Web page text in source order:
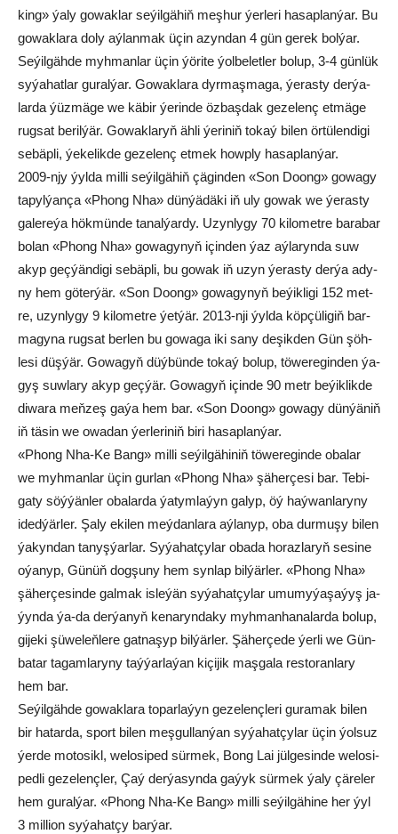
king» ýa­ly go­wak­lar se­ýil­gä­hiň meş­hur ýer­le­ri ha­sap­lan­ýar. Bu
go­wak­la­ra do­ly aý­lan­mak üçin azyn­dan 4 gün ge­rek bol­ýar.
Se­ýil­gäh­de myh­man­lar üçin ýö­ri­te ýol­be­let­ler bo­lup, 3-4 gün­lük
syýahatlar gu­ral­ýar. Go­wak­la­ra dyr­maş­ma­ga, ýe­ras­ty der­ýa­
lar­da ýüz­mä­ge we kä­bir ýe­rin­de öz­baş­dak ge­ze­lenç et­mä­ge
rug­sat be­ril­ýär. Go­wak­la­ryň äh­li ýe­riniň to­kaý bi­len ör­tü­len­di­gi
se­bäp­li, ýe­kelikde ge­ze­lenç et­mek howp­ly ha­sap­lan­ýar.
2009-njy ýyl­da mil­li se­ýil­gä­hiň çä­gin­den «Son Doong» go­wa­gy
ta­pyl­ýan­ça «Phong Nha» dün­ýä­dä­ki iň uly go­wak we ýe­ras­ty
ga­le­re­ýa hök­mün­de ta­nal­ýar­dy. Uzyn­ly­gy 70 ki­lo­met­re ba­ra­bar
bolan «Phong Nha» go­wa­gy­nyň için­den ýaz aý­la­ryn­da suw
akyp geç­ýän­di­gi se­bäp­li, bu go­wak iň uzyn ýe­ras­ty der­ýa ady­
ny hem gö­ter­ýär. «Son Doong» go­wa­gy­nyň be­ýik­li­gi 152 met­
re, uzyn­ly­gy 9 ki­lo­met­re ýet­ýär. 2013-nji ýyl­da köp­çü­li­giň bar­
ma­gy­na rug­sat ber­len bu go­wa­ga iki sa­ny de­şik­den Gün şöh­
le­si düş­ýär. Go­wa­gyň düý­bün­de to­kaý bo­lup, tö­we­re­gin­den ýa­
gyş suw­la­ry akyp geç­ýär. Go­wa­gyň için­de 90 metr be­ýik­lik­de
di­wa­ra meň­zeş ga­ýa hem bar. «Son Doong» go­wa­gy dün­ýä­niň
iň tä­sin we owa­dan ýer­le­ri­niň bi­ri ha­sap­lan­ýar.
«Phong Nha-Ke Bang» mil­li se­ýil­gä­hi­niň tö­we­re­gin­de oba­lar
we myh­man­lar üçin gur­lan «Phong Nha» şä­her­çe­si bar. Te­bi­
ga­ty söý­ýän­ler oba­lar­da ýa­tym­la­ýyn ga­lyp, öý haý­wan­la­ry­ny
ided­ýär­ler. Şa­ly eki­len meý­dan­la­ra aý­la­nyp, oba dur­mu­şy bi­len
ýa­kyn­dan ta­nyş­ýar­lar. Sy­ýa­hat­çy­lar oba­da ho­raz­la­ryň se­si­ne
oýa­nyp, Gü­nüň dog­şu­ny hem syn­lap bil­ýär­ler. «Phong Nha»
şä­her­çe­sin­de gal­mak is­le­ýän sy­ýa­hat­çy­lar umu­myýa­şa­ýyş ja­
ýyn­da ýa-da der­ýanyň ke­na­ryn­da­ky myh­man­ha­na­lar­da bo­lup,
gi­je­ki şü­we­leň­le­re gat­na­şyp bil­ýär­ler. Şä­her­çe­de ýer­li we Gün­
ba­tar ta­gam­la­ry­ny taý­ýar­la­ýan ki­çi­jik maş­ga­la res­to­ran­la­ry
hem bar.
Se­ýil­gäh­de go­wak­la­ra to­par­la­ýyn ge­ze­lenç­le­ri gu­ra­mak bi­len
bir ha­tar­da, sport bi­len meş­gul­lan­ýan sy­ýa­hat­çy­lar üçin ýol­suz
ýer­de mo­to­sikl, we­lo­si­ped sür­mek, Bong Lai jül­ge­sin­de we­lo­si­
ped­li ge­ze­lenç­ler, Çaý der­ýa­syn­da ga­ýyk sür­mek ýa­ly çä­re­ler
hem gu­ral­ýar. «Phong Nha-Ke Bang» mil­li se­ýil­gä­hi­ne her ýyl
3 mil­li­on sy­ýa­hat­çy bar­ýar.